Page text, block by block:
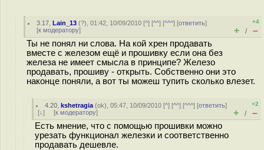
3.17 ,Lain_13 (?), 01:42, 10/09/2010 [^] [^^] [^^^] [ответить]
[к модератору]
+4
+ / –
Ты не понял ни слова. На кой хрен продавать
вместе с железом ещё и прошивку если она без
железа не имеет смысла в принципе? Железо
продавать, прошиву - открыть. Собственно они это
наконце поняли, а вот ты можеш тупить сколько влезет.
4.20 ,kshetragia (ok), 05:47, 10/09/2010 [^] [^^] [^^^] [ответить]
[↓] [к модератору]
+2
+ / –
Есть мнение, что с помощью прошивки можно
урезать функционал железки и соответственно
продавать дешевле.